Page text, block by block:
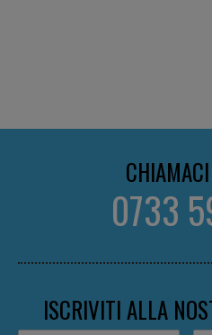
0733
ISCRIVITI ALLA